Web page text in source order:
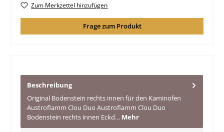
Zum Merkzettel hinzufügen
Frage zum Produkt
Beschreibung
Original Bodenstein rechts innen für den Kaminofen
Austroflamm Clou Duo Austroflamm Clou Duo
Bodenstein rechts innen Eckd… Mehr